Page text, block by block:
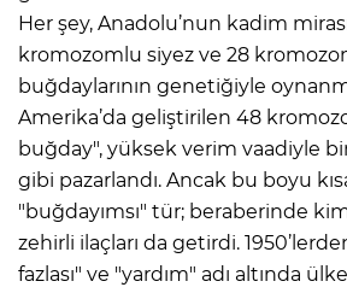
Her şey, Anadolu’nun kadim
kromozomlu siyez ve 28
buğdaylarının genetiğiyle
Amerika’da geliştirilen 48
buğday", yüksek verim vaadiyle
gibi pazarlandı. Ancak bu boyu
"buğdayımsı" tür; beraberinde
zehirli ilaçları da getirdi.
fazlası" ve "yardım" adı altında